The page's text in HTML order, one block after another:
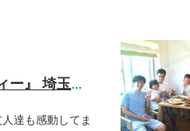
開催しました! 『新築お披露目パーティー』 埼玉県さいたま市 E様宅
達も感動してま